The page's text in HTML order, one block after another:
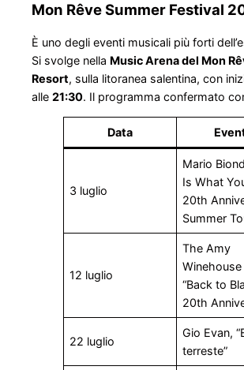
Mon Rêve Summer Festival
È uno degli eventi musicali più forti
Si svolge nella Music Arena del Mon
Resort, sulla litoranea salentina, con
alle 21:30. Il programma confermato
Data
3 luglio
Mario
Is What
20th
Summer
12 luglio
The Amy
Winehouse
“Back to
20th
22 luglio
Gio Evan,
terreste”